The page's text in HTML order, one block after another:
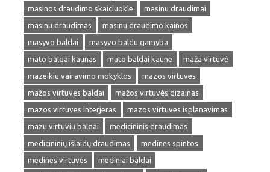
masinos draudimo skaiciuokle
masinu draudimai
masinu draudimas
masinu draudimo kainos
masyvo baldai
masyvo baldu gamyba
mato baldai kaunas
mato baldai kaune
maža virtuvė
mazeikiu vairavimo mokyklos
mazos virtuves
mažos virtuvės baldai
mažos virtuvės dizainas
mazos virtuves interjeras
mazos virtuves isplanavimas
mazu virtuviu baldai
medicininis draudimas
medicininių išlaidų draudimas
medines spintos
medines virtuves
mediniai baldai